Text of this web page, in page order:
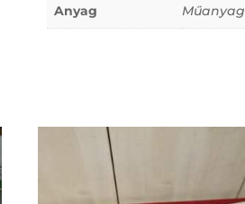
Anyag Műanyag